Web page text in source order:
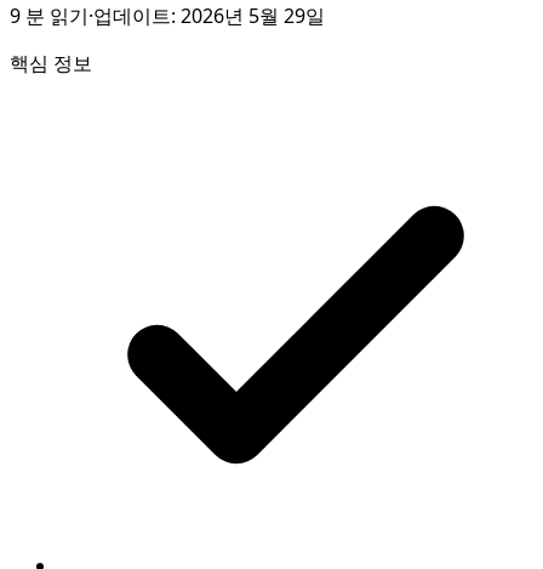
9 분 읽기·업데이트: 2026년 5월 29일
핵심 정보